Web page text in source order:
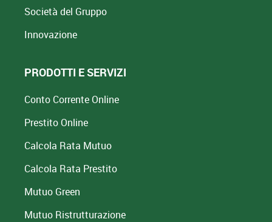
Società del Gruppo
Innovazione
PRODOTTI E SERVIZI
Conto Corrente Online
Prestito Online
Calcola Rata Mutuo
Calcola Rata Prestito
Mutuo Green
Mutuo Ristrutturazione